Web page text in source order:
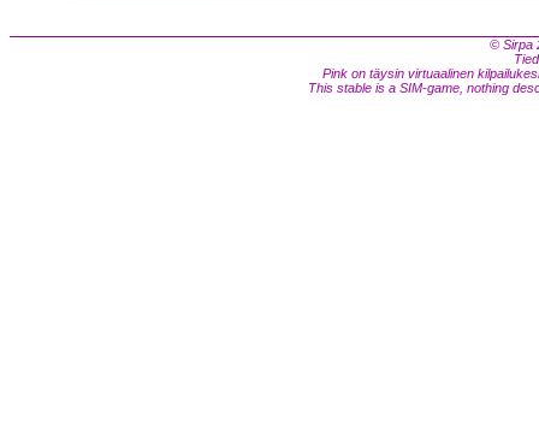
© Sirpa
Pink on täysin virtuaalinen
This stable is a SIM-game, nothing